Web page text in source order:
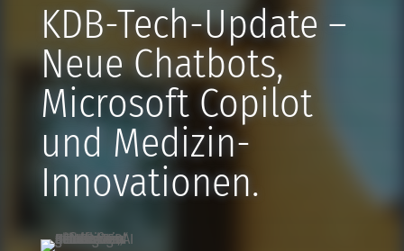
KDB-Tech-Update –
Neue Chatbots,
Microsoft Copilot
und Medizin-
Innovationen.